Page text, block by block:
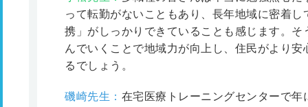
って転勤がないこともあり、長年地域に密着
携」がしっかりできていることも感じます。
んでいくことで地域力が向上し、住民がより
るでしょう。
磯崎先生： 在宅医療トレーニングセンターで